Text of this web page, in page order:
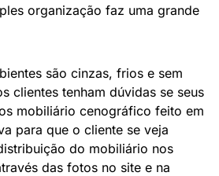
organização faz uma grande
são cinzas, frios e sem
clientes tenham dúvidas se seus
mobiliário cenográfico feito em
para que o cliente se veja
do mobiliário nos
das fotos no site e na